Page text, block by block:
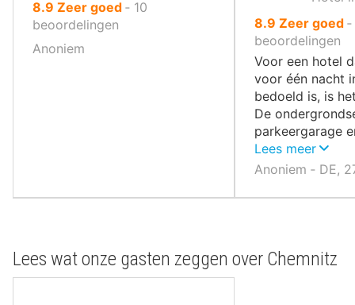
8.9 uit
10
Zeer goed ‐ 10
beoordelingen
Anoniem
8.9 uit
10
,
Zeer goed ‐
beoordelingen
Voor een hotel
voor één nacht
bedoeld is, is
De
parkeergarage
in het centrum
Lees meer
Anoniem ‐ DE,
Lees wat onze gasten zeggen over Chemnitz